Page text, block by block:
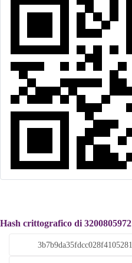
Hash crittografico di 3200805972